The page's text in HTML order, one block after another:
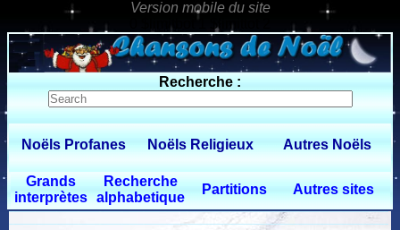
0 $limitbot 1 $limittot 2
Recherche :
Noëls Profanes Noëls Religieux Autres Noëls
Grands
interprètes
Recherche
alphabetique
Partitions Autres sites